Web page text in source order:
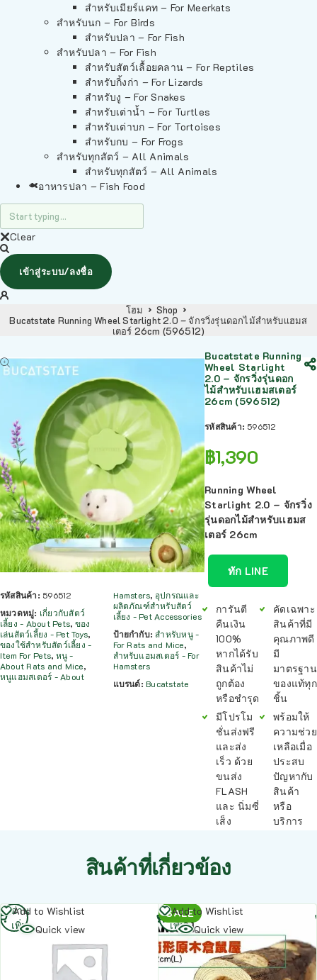
สำหรับเมียร์แคท – For Meerkats
สำหรับนก – For Birds
สำหรับปลา – For Fish
สำหรับปลา – For Fish
สำหรับสัตว์เลื้อยคลาน – For Reptiles
สำหรับกิ้งก่า – For Lizards
สำหรับงู – For Snakes
สำหรับเต่าน้ำ – For Turtles
สำหรับเต่าบก – For Tortoises
สำหรับกบ – For Frogs
สำหรับทุกสัตว์ – All Animals
สำหรับทุกสัตว์ – All Animals
อาหารปลา – Fish Food
Clear
เข้าสู่ระบบ/ลงชื่อ
โฮม
Shop
Bucatstate Running Wheel Starlight 2.0 – จักรวิ่งรุ่นดอกไม้สำหรับเเฮมส
เตอร์ 26cm (596512)
รหัสสินค้า: 596512
หมวดหมู่: เกี่ยวกับสัตว์
เลี้ยง - About Pets, ของ
เล่นสัตว์เลี้ยง - Pet Toys,
ของใช้สำหรับสัตว์เลี้ยง -
Item For Pets, หนู -
About Rats and Mice,
หนูแฮมสเตอร์ - About
Hamsters, อุปกรณและ
ผลิตภัณฑ์สำหรับสัตว์
เลี้ยง - Pet Accessories
ป้ายกำกับ:สำหรับหนู -
For Rats and Mice,
สำหรับแฮมสเตอร์ - For
Hamsters
แบรนด์: Bucatstate
Bucatstate Running
Wheel Starlight
2.0 – จักรวิ่งรุ่นดอก
ไม้สำหรับเเฮมสเตอร์
26cm (596512)
รหัสสินค้า: 596512
฿1,390
Running Wheel
Starlight 2.0 – จักรวิ่ง
รุ่นดอกไม้สำหรับเเฮมส
เตอร์ 26cm
ทัก LINE
การันตี
คืนเงิน
100%
หากได้รับ
สินค้าไม่
ถูกต้อง
หรือชำรุด
มีโปรโม
ชั่นส่งฟรี
และส่ง
เร็ว ด้วย
ขนส่ง
FLASH
และ นิ่มซี่
เส็ง
คัดเฉพาะ
สินค้าที่มี
คุณภาพดี
มี
มาตรฐาน
ของแท้ทุก
ชิ้น
พร้อมให้
ความช่วย
เหลือเมื่อ
ประสบ
ปัญหากับ
สินค้า
หรือ
บริการ
สินค้าที่เกี่ยวข้อง
Add to Wishlist
Quick view
อ่าน
เพิ่ม
SALE
Add to Wishlist
Quick view
อ่าน
เพิ่ม